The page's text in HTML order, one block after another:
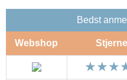
Bedst
Webshop